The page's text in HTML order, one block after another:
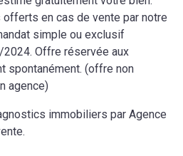
en cas de vente par notre
simple ou exclusif
Offre réservée aux
spontanément. (offre non
agence)
immobiliers par Agence